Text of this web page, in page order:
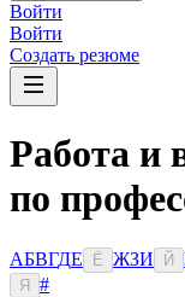
Войти
Войти
Создать резюме
Работа и
по
АБВГДЕ Ё ЖЗИ Й
Я
#